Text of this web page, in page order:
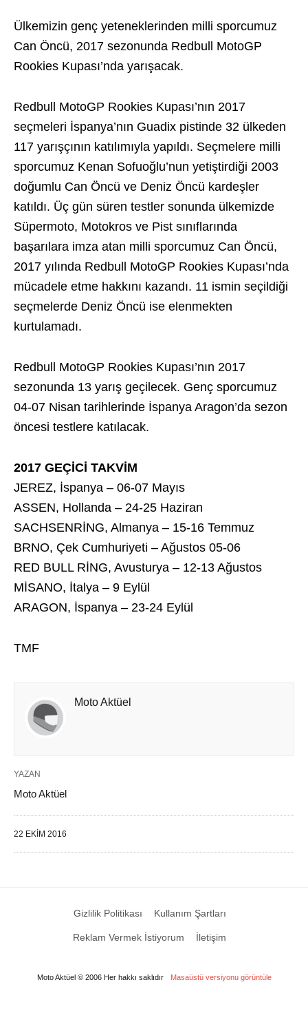
Ülkemizin genç yeteneklerinden milli sporcumuz
Can Öncü, 2017 sezonunda Redbull MotoGP
Rookies Kupası’nda yarışacak.
Redbull MotoGP Rookies Kupası’nın 2017
seçmeleri İspanya’nın Guadix pistinde 32 ülkeden
117 yarışçının katılımıyla yapıldı. Seçmelere milli
sporcumuz Kenan Sofuoğlu’nun yetiştirdiği 2003
doğumlu Can Öncü ve Deniz Öncü kardeşler
katıldı. Üç gün süren testler sonunda ülkemizde
Süpermoto, Motokros ve Pist sınıflarında
başarılara imza atan milli sporcumuz Can Öncü,
2017 yılında Redbull MotoGP Rookies Kupası’nda
mücadele etme hakkını kazandı. 11 ismin seçildiği
seçmelerde Deniz Öncü ise elenmekten
kurtulamadı.
Redbull MotoGP Rookies Kupası’nın 2017
sezonunda 13 yarış geçilecek. Genç sporcumuz
04-07 Nisan tarihlerinde İspanya Aragon’da sezon
öncesi testlere katılacak.
2017 GEÇİCİ TAKVİM
JEREZ, İspanya – 06-07 Mayıs
ASSEN, Hollanda – 24-25 Haziran
SACHSENRİNG, Almanya – 15-16 Temmuz
BRNO, Çek Cumhuriyeti – Ağustos 05-06
RED BULL RİNG, Avusturya – 12-13 Ağustos
MİSANO, İtalya – 9 Eylül
ARAGON, İspanya – 23-24 Eylül
TMF
Moto Aktüel
YAZAN
Moto Aktüel
22 EKIM 2016
Gizlilik Politikası Kullanım Şartları
Reklam Vermek İstiyorum İletişim
Moto Aktüel © 2006 Her hakkı saklıdır Masaüstü versiyonu görüntüle